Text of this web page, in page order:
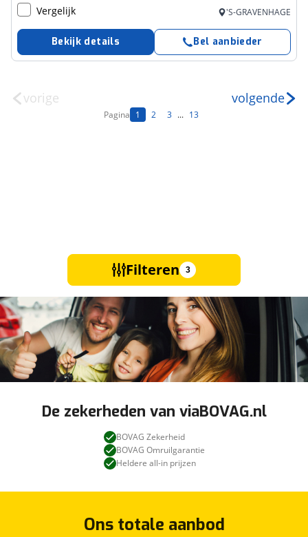
Vergelijk 'S-GRAVENHAGE
Bekijk details Bel aanbieder
vorige
Pagina 1 2 3 ... 13
volgende
Filteren 3
De zekerheden van viaBOVAG.nl
BOVAG Zekerheid
BOVAG Omruilgarantie
Heldere all-in prijzen
Ons totale aanbod